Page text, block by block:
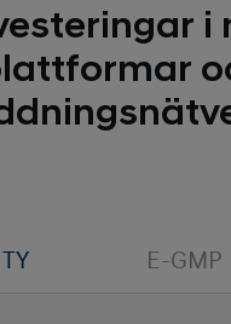
i
E-GMP